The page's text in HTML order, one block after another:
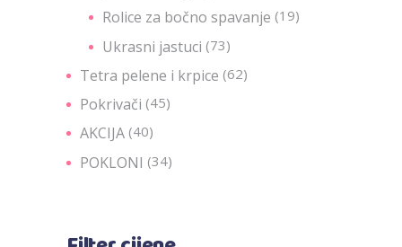
Rolice za bočno spavanje (19)
Ukrasni jastuci (73)
Tetra pelene i krpice (62)
Pokrivači (45)
AKCIJA (40)
POKLONI (34)